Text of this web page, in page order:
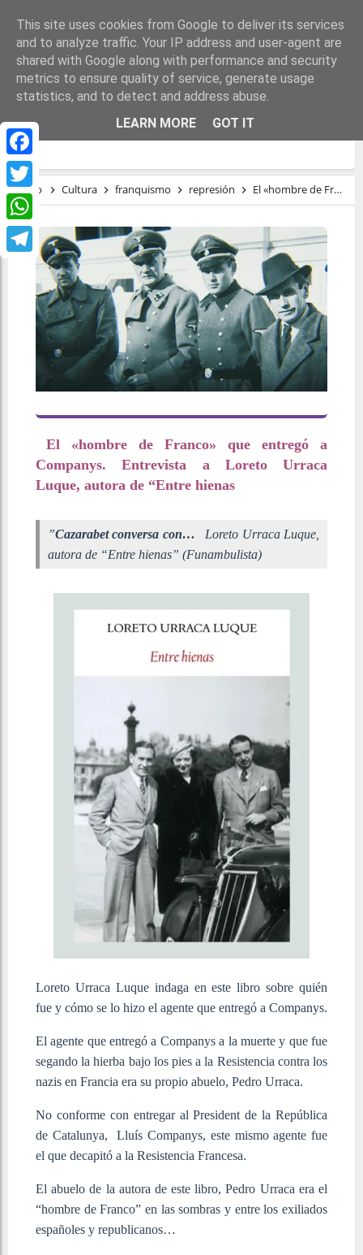
Facebook
Twitter
WhatsApp
Telegram
EL «HOMBRE DE FRANCO» QUE ENTREGÓ
A COMPANYS
Inicio Cultura franquismo represión El «hombre de Franco» que entregó a Companys
El «hombre de Franco» que entregó a
Companys. Entrevista a Loreto Urraca
Luque, autora de “Entre hienas
”Cazarabet conversa con… Loreto Urraca Luque,
autora de “Entre hienas” (Funambulista)
Loreto Urraca Luque indaga en este libro sobre quién
fue y cómo se lo hizo el agente que entregó a Companys.
El agente que entregó a Companys a la muerte y que fue
segando la hierba bajo los pies a la Resistencia contra los
nazis en Francia era su propio abuelo, Pedro Urraca.
No conforme con entregar al President de la República
de Catalunya, Lluís Companys, este mismo agente fue
el que decapitó a la Resistencia Francesa.
El abuelo de la autora de este libro, Pedro Urraca era el
“hombre de Franco” en las sombras y entre los exiliados
españoles y republicanos…
This site uses cookies from Google to deliver its services
and to analyze traffic. Your IP address and user-agent are
shared with Google along with performance and security
metrics to ensure quality of service, generate usage
statistics, and to detect and address abuse.
LEARN MORE
GOT IT